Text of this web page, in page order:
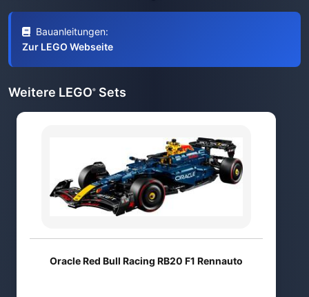
Bauanleitungen:
Zur LEGO Webseite
Weitere LEGO® Sets
Oracle Red Bull Racing RB20 F1 Rennauto